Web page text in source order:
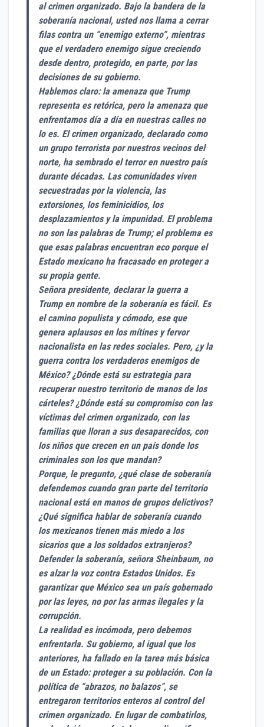
al crimen organizado. Bajo la bandera de la
soberanía nacional, usted nos llama a cerrar
filas contra un “enemigo externo”, mientras
que el verdadero enemigo sigue creciendo
desde dentro, protegido, en parte, por las
decisiones de su gobierno.
Hablemos claro: la amenaza que Trump
representa es retórica, pero la amenaza que
enfrentamos día a día en nuestras calles no
lo es. El crimen organizado, declarado como
un grupo terrorista por nuestros vecinos del
norte, ha sembrado el terror en nuestro país
durante décadas. Las comunidades viven
secuestradas por la violencia, las
extorsiones, los feminicidios, los
desplazamientos y la impunidad. El problema
no son las palabras de Trump; el problema es
que esas palabras encuentran eco porque el
Estado mexicano ha fracasado en proteger a
su propia gente.
Señora presidente, declarar la guerra a
Trump en nombre de la soberanía es fácil. Es
el camino populista y cómodo, ese que
genera aplausos en los mítines y fervor
nacionalista en las redes sociales. Pero, ¿y la
guerra contra los verdaderos enemigos de
México? ¿Dónde está su estrategia para
recuperar nuestro territorio de manos de los
cárteles? ¿Dónde está su compromiso con las
víctimas del crimen organizado, con las
familias que lloran a sus desaparecidos, con
los niños que crecen en un país donde los
criminales son los que mandan?
Porque, le pregunto, ¿qué clase de soberanía
defendemos cuando gran parte del territorio
nacional está en manos de grupos delictivos?
¿Qué significa hablar de soberanía cuando
los mexicanos tienen más miedo a los
sicarios que a los soldados extranjeros?
Defender la soberanía, señora Sheinbaum, no
es alzar la voz contra Estados Unidos. Es
garantizar que México sea un país gobernado
por las leyes, no por las armas ilegales y la
corrupción.
La realidad es incómoda, pero debemos
enfrentarla. Su gobierno, al igual que los
anteriores, ha fallado en la tarea más básica
de un Estado: proteger a su población. Con la
política de “abrazos, no balazos”, se
entregaron territorios enteros al control del
crimen organizado. En lugar de combatirlos,